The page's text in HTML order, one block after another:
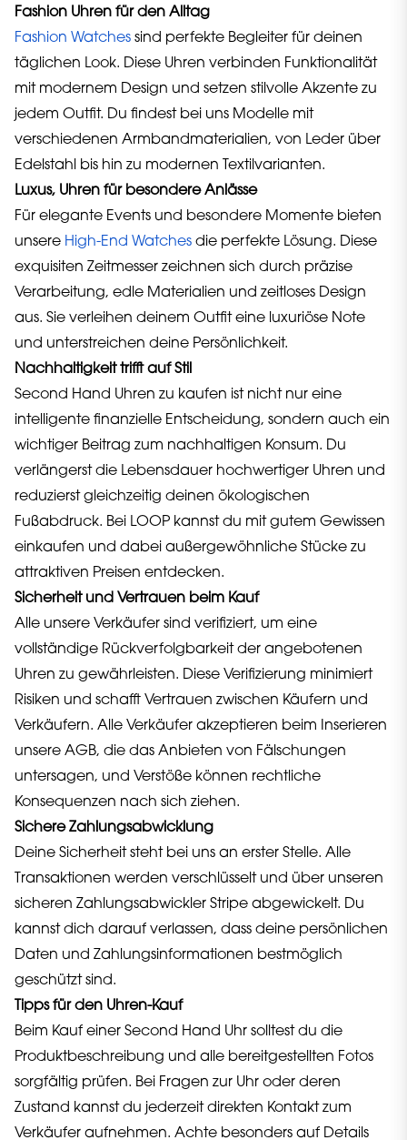
Fashion Uhren für den Alltag
Fashion Watches sind perfekte Begleiter für deinen
täglichen Look. Diese Uhren verbinden Funktionalität
mit modernem Design und setzen stilvolle Akzente zu
jedem Outfit. Du findest bei uns Modelle mit
verschiedenen Armbandmaterialien, von Leder über
Edelstahl bis hin zu modernen Textilvarianten.
Luxus, Uhren für besondere Anlässe
Für elegante Events und besondere Momente bieten
unsere High-End Watches die perfekte Lösung. Diese
exquisiten Zeitmesser zeichnen sich durch präzise
Verarbeitung, edle Materialien und zeitloses Design
aus. Sie verleihen deinem Outfit eine luxuriöse Note
und unterstreichen deine Persönlichkeit.
Nachhaltigkeit trifft auf Stil
Second Hand Uhren zu kaufen ist nicht nur eine
intelligente finanzielle Entscheidung, sondern auch ein
wichtiger Beitrag zum nachhaltigen Konsum. Du
verlängerst die Lebensdauer hochwertiger Uhren und
reduzierst gleichzeitig deinen ökologischen
Fußabdruck. Bei LOOP kannst du mit gutem Gewissen
einkaufen und dabei außergewöhnliche Stücke zu
attraktiven Preisen entdecken.
Sicherheit und Vertrauen beim Kauf
Alle unsere Verkäufer sind verifiziert, um eine
vollständige Rückverfolgbarkeit der angebotenen
Uhren zu gewährleisten. Diese Verifizierung minimiert
Risiken und schafft Vertrauen zwischen Käufern und
Verkäufern. Alle Verkäufer akzeptieren beim Inserieren
unsere AGB, die das Anbieten von Fälschungen
untersagen, und Verstöße können rechtliche
Konsequenzen nach sich ziehen.
Sichere Zahlungsabwicklung
Deine Sicherheit steht bei uns an erster Stelle. Alle
Transaktionen werden verschlüsselt und über unseren
sicheren Zahlungsabwickler Stripe abgewickelt. Du
kannst dich darauf verlassen, dass deine persönlichen
Daten und Zahlungsinformationen bestmöglich
geschützt sind.
Tipps für den Uhren-Kauf
Beim Kauf einer Second Hand Uhr solltest du die
Produktbeschreibung und alle bereitgestellten Fotos
sorgfältig prüfen. Bei Fragen zur Uhr oder deren
Zustand kannst du jederzeit direkten Kontakt zum
Verkäufer aufnehmen. Achte besonders auf Details